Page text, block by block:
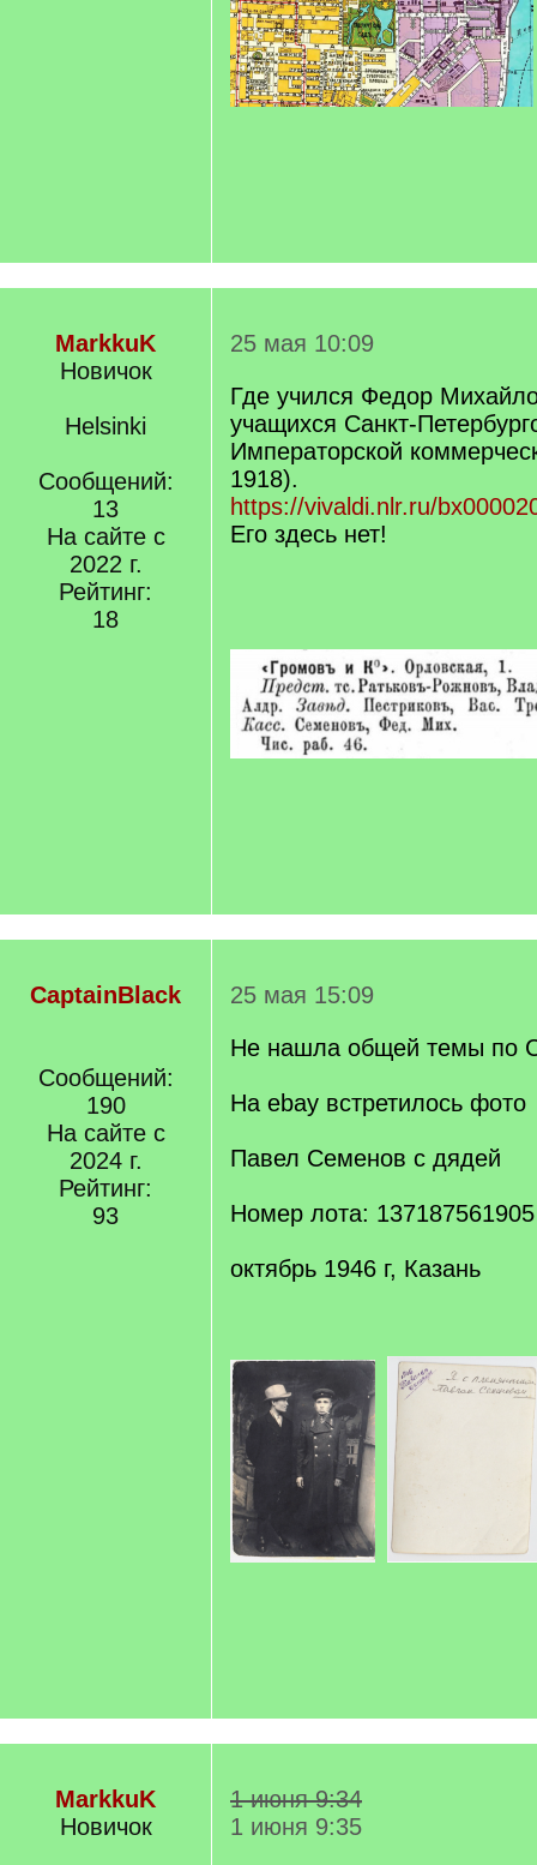
MarkkuK
Новичок
Helsinki
Сообщений:
13
На сайте с
2022 г.
Рейтинг:
18
25 мая 10:09
Где учился Федор
учащихся Санкт-
Императорской
1918).
https://vivaldi.nlr.ru/
Его здесь нет!
CaptainBlack
Сообщений:
190
На сайте с
2024 г.
Рейтинг:
93
25 мая 15:09
Не нашла общей темы по
На ebay встретилось фото
Павел Семенов с дядей
Номер лота: 137187561905
октябрь 1946 г, Казань
MarkkuK
Новичок
1 июня 9:34
1 июня 9:35